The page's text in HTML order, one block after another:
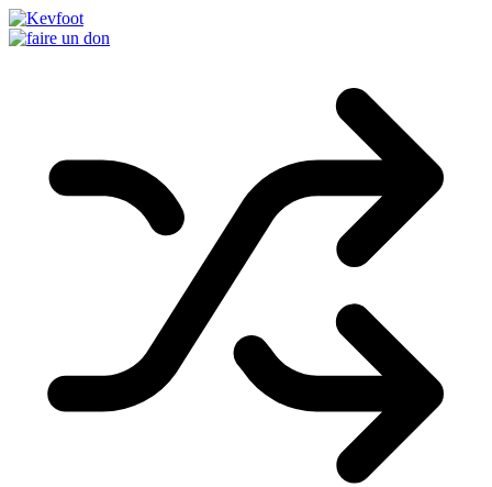
Passer
au